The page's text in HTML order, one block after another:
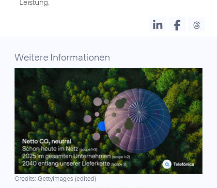
Leistung.
Weitere Informationen
Credits: Gettyimages (edited)